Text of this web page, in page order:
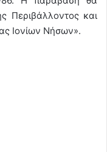
Περιβάλλοντος και
Ιονίων Νήσων».